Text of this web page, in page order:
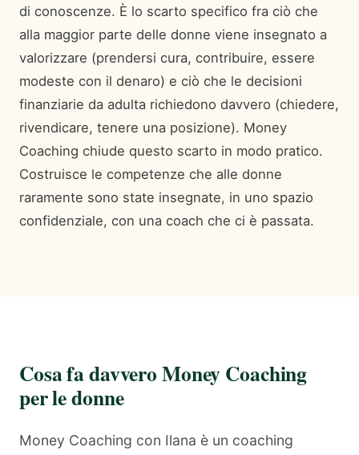
di conoscenze. È lo scarto specifico fra ciò che
alla maggior parte delle donne viene insegnato a
valorizzare (prendersi cura, contribuire, essere
modeste con il denaro) e ciò che le decisioni
finanziarie da adulta richiedono davvero (chiedere,
rivendicare, tenere una posizione). Money
Coaching chiude questo scarto in modo pratico.
Costruisce le competenze che alle donne
raramente sono state insegnate, in uno spazio
confidenziale, con una coach che ci è passata.
Cosa fa davvero Money Coaching
per le donne
Money Coaching con Ilana è un coaching